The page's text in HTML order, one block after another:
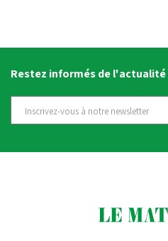
Restez informés de